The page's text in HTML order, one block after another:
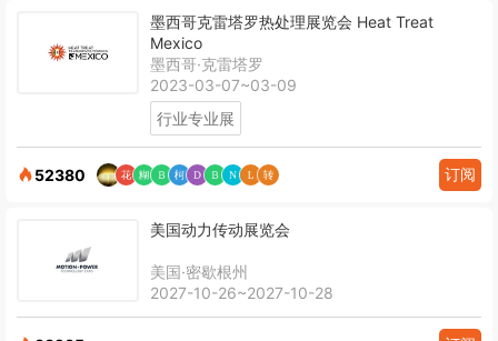
墨西哥克雷塔罗热处理展览会 Heat Treat
Mexico
墨西哥·克雷塔罗
2023-03-07~03-09
行业专业展
52380 订阅
美国动力传动展览会
美国·密歇根州
2027-10-26~2027-10-28